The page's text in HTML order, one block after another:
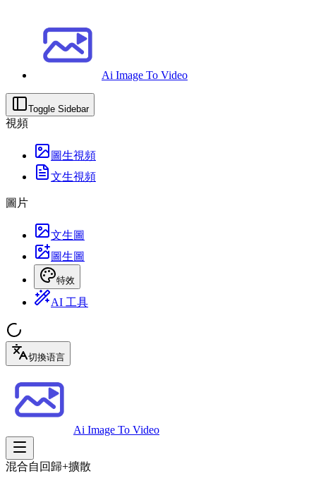
Ai Image To Video
Toggle Sidebar
視頻
圖生視頻
文生視頻
圖片
文生圖
圖生圖
特效
AI 工具
切換语言
Ai Image To Video
混合自回歸+擴散